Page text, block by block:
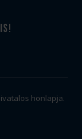
honlapja.